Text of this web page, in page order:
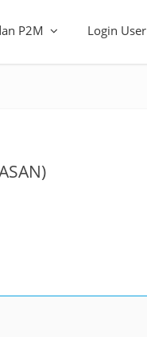
P2M Login User